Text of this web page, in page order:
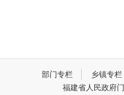
部门专栏 乡镇专栏
福建省人民政府